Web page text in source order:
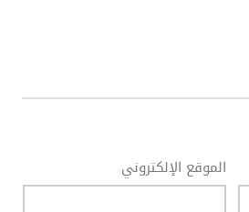
الموقع الإلكتروني